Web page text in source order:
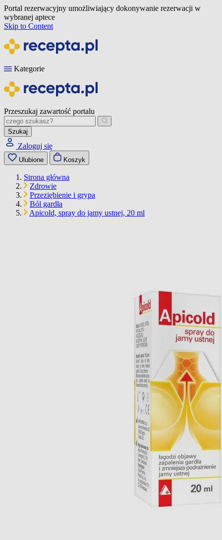
Portal rezerwacyjny umożliwiający dokonywanie rezerwacji w
wybranej aptece
Skip to Content
Kategorie
Przeszukaj zawartość portalu
Szukaj
Zaloguj się
Ulubione Koszyk
Strona główna
Zdrowie
Przeziębienie i grypa
Ból gardła
Apicold, spray do jamy ustnej, 20 ml